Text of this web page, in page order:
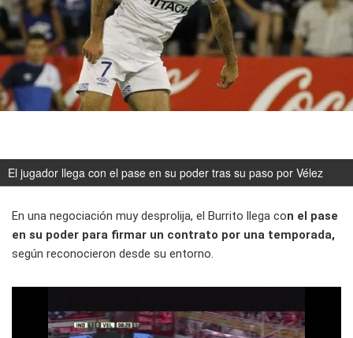
El jugador llega con el pase en su poder tras su paso por Vélez
En una negociación muy desprolija, el Burrito llega con el pase
en su poder para firmar un contrato por una temporada,
según reconocieron desde su entorno.